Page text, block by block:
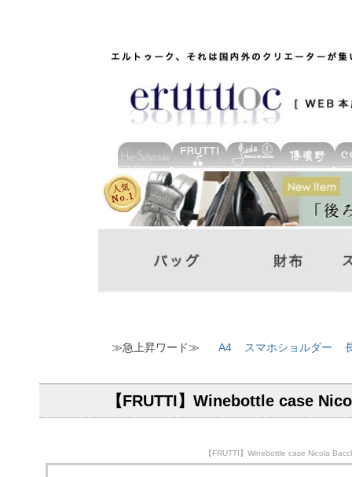
≫急上昇ワード≫ A4 スマホショルダー
【FRUTTI】Winebottle case
【FRUTTI】Winebottle case Nicola